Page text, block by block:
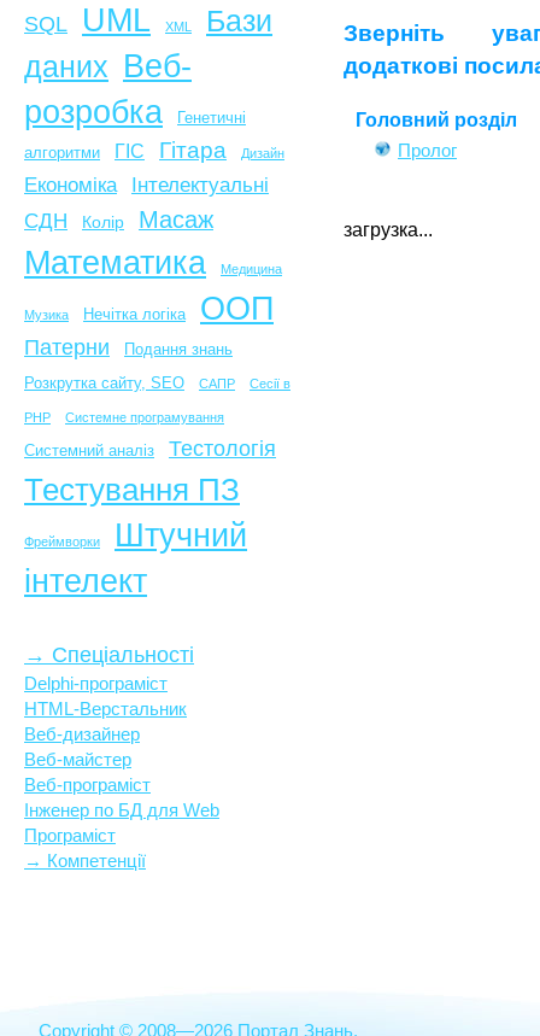
SQL UML XML
Бази
даних Веб-
розробка
Генетичні
алгоритми
ГІС Гітара Дизайн
Економіка
Інтелектуальні
СДН
Колір Масаж
Математика Медицина
Музика Нечітка логіка ООП
Патерни
Подання знань
Розкрутка сайту, SEO
САПР Сесії в
PHP Системне програмування
Системний аналіз Тестологія
Тестування ПЗ
Фреймворки
Штучний
інтелект
→ Спеціальності
Delphi-програміст
HTML-Верстальник
Веб-дизайнер
Веб-майстер
Веб-програміст
Інженер по БД для Web
Програміст
→ Компетенції
Зверніть
додаткові
Головний розділ
Пролог
загрузка...
Copyright © 2008—2026 Портал Знань.